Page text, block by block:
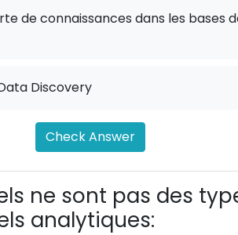
de connaissances dans les bases
Discovery
Check Answer
ne sont pas des
analytiques: